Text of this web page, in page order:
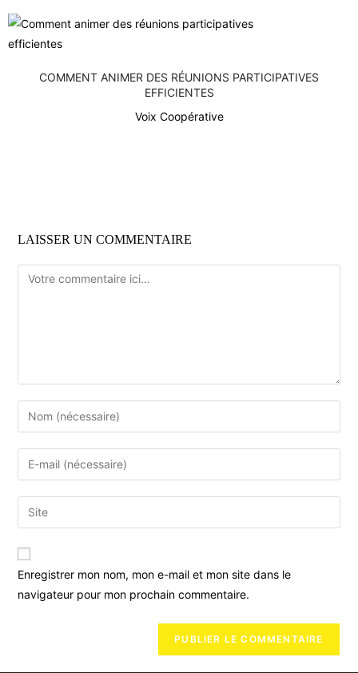
COMMENT ANIMER DES RÉUNIONS PARTICIPATIVES
EFFICIENTES
Voix Coopérative
LAISSER UN COMMENTAIRE
Enregistrer mon nom, mon e-mail et mon site dans le
navigateur pour mon prochain commentaire.